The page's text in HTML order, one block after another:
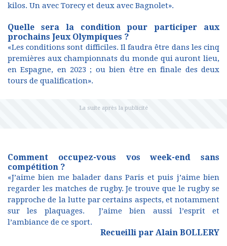
kilos. Un avec Torecy et deux avec Bagnolet».
Quelle sera la condition pour participer aux
prochains Jeux Olympiques ?
«Les conditions sont difficiles. Il faudra être dans les cinq
premières aux championnats du monde qui auront lieu,
en Espagne, en 2023 ; ou bien être en finale des deux
tours de qualification».
Comment occupez-vous vos week-end sans
compétition ?
«J’aime bien me balader dans Paris et puis j’aime bien
regarder les matches de rugby. Je trouve que le rugby se
rapproche de la lutte par certains aspects, et notamment
sur les plaquages. J’aime bien aussi l’esprit et
l’ambiance de ce sport.
Recueilli par Alain BOLLERY